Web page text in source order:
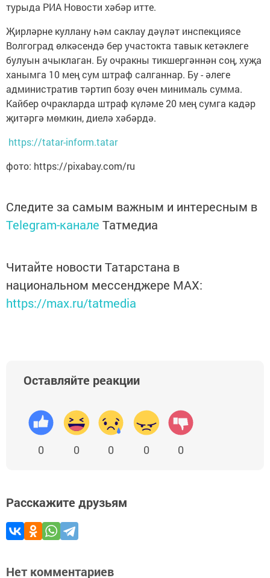
турыда РИА Новости хәбәр итте.
Җирләрне куллану һәм саклау дәүләт инспекциясе
Волгоград өлкәсендә бер участокта тавык кетәклеге
булуын ачыклаган. Бу очракны тикшергәннән соң, хуҗа
ханымга 10 мең сум штраф салганнар. Бу - әлеге
административ тәртип бозу өчен минималь сумма.
Кайбер очракларда штраф күләме 20 мең сумга кадәр
җитәргә мөмкин, диелә хәбәрдә.
https://tatar-inform.tatar
фото: https://pixabay.com/ru
Следите за самым важным и интересным в
Telegram-канале Татмедиа
Читайте новости Татарстана в
национальном мессенджере MАХ:
https://max.ru/tatmedia
Оставляйте реакции
0 0 0 0 0
Расскажите друзьям
Нет комментариев